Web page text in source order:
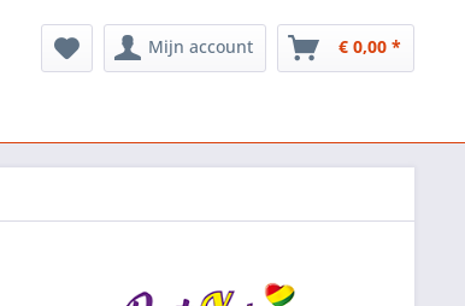
Mijn account € 0,00 *